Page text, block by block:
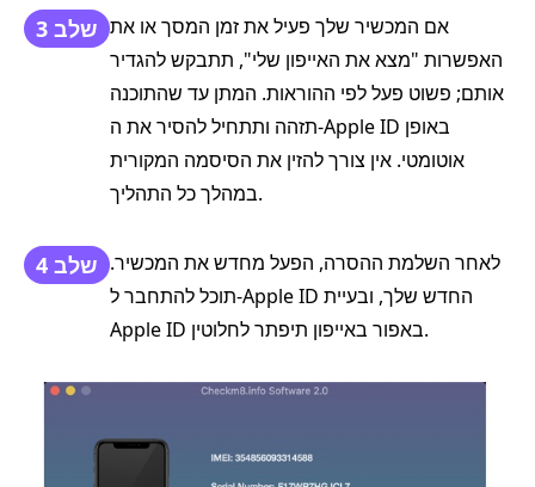
שלב 3 אם המכשיר שלך פעיל את זמן המסך או את
האפשרות "מצא את האייפון שלי", תתבקש להגדיר
אותם; פשוט פעל לפי ההוראות. המתן עד שהתוכנה
תזהה ותתחיל להסיר את ה-Apple ID באופן
אוטומטי. אין צורך להזין את הסיסמה המקורית
במהלך כל התהליך.
שלב 4 לאחר השלמת ההסרה, הפעל מחדש את המכשיר.
תוכל להתחבר ל-Apple ID החדש שלך, ובעיית
Apple ID באפור באייפון תיפתר לחלוטין.